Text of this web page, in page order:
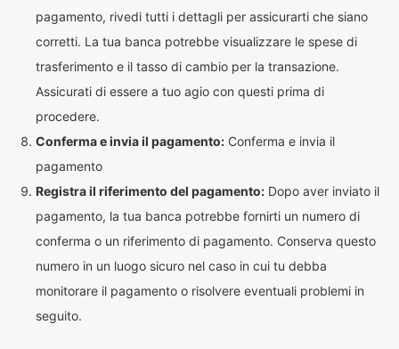
pagamento, rivedi tutti i dettagli per assicurarti che siano
corretti. La tua banca potrebbe visualizzare le spese di
trasferimento e il tasso di cambio per la transazione.
Assicurati di essere a tuo agio con questi prima di
procedere.
Conferma e invia il pagamento: Conferma e invia il
pagamento
Registra il riferimento del pagamento: Dopo aver inviato il
pagamento, la tua banca potrebbe fornirti un numero di
conferma o un riferimento di pagamento. Conserva questo
numero in un luogo sicuro nel caso in cui tu debba
monitorare il pagamento o risolvere eventuali problemi in
seguito.